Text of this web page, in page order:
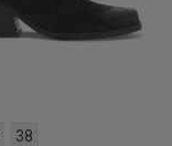
38